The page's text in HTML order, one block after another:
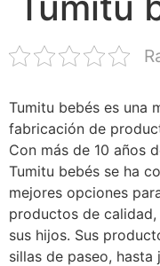
Tumitu bebés es una
fabricación de
Con más de 10 años
Tumitu bebés se ha
mejores opciones
productos de
sus hijos. Sus
sillas de paseo,